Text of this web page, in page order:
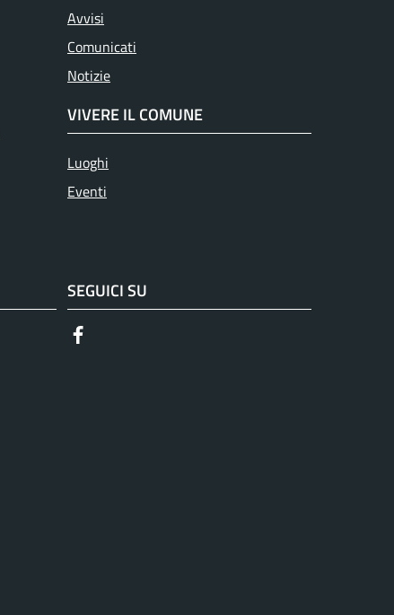
Avvisi
Comunicati
Notizie
VIVERE IL COMUNE
Luoghi
Eventi
SEGUICI SU